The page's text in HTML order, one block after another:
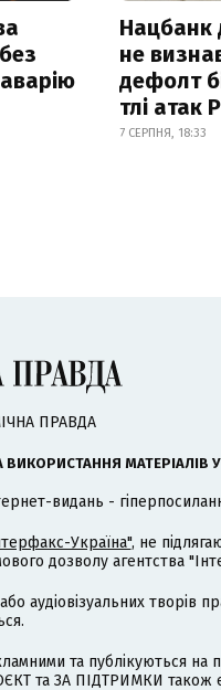
Нацбанк
не
дефолт
тлі атак
7 СЕРПНЯ, 18:33
ПРАВДА
ВИКОРИСТАННЯ МАТЕРІАЛІВ
видань -
Україна", не
дозволу агентства
аудіовізуальних творів
та публікуються на
та ЗА ПІДТРИМКИ також